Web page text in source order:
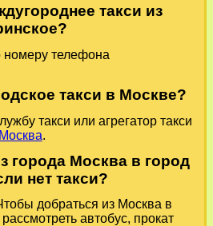
такси из
номеру телефона
такси в Москве?
такси или агрегатор такси
Москва.
города Москва в город
нет такси?
добраться из Москва в
автобус, прокат